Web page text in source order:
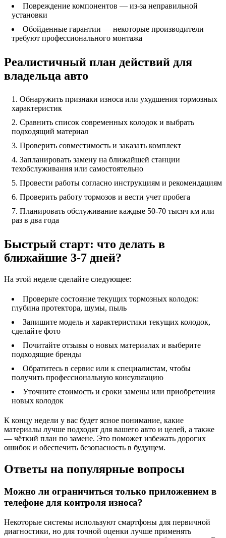
Повреждение компонентов — из-за неправильной
установки
Обойденные гарантии — некоторые производители
требуют профессионального монтажа
Реалистичный план действий для
владельца авто
Обнаружить признаки износа или ухудшения тормозных
характеристик
Сравнить список современных колодок и выбрать
подходящий материал
Проверить совместимость и заказать комплект
Запланировать замену на ближайшей станции
техобслуживания или самостоятельно
Провести работы согласно инструкциям и рекомендациям
Проверить работу тормозов и вести учет пробега
Планировать обслуживание каждые 50-70 тысяч км или
раз в два года
Быстрый старт: что делать в
ближайшие 3-7 дней?
На этой неделе сделайте следующее:
Проверьте состояние текущих тормозных колодок:
глубина протектора, шумы, пыль
Запишите модель и характеристики текущих колодок,
сделайте фото
Почитайте отзывы о новых материалах и выберите
подходящие бренды
Обратитесь в сервис или к специалистам, чтобы
получить профессиональную консультацию
Уточните стоимость и сроки замены или приобретения
новых колодок
К концу недели у вас будет ясное понимание, какие
материалы лучше подходят для вашего авто и целей, а также
— чёткий план по замене. Это поможет избежать дорогих
ошибок и обеспечить безопасность в будущем.
Ответы на популярные вопросы
Можно ли ограничиться только приложением в
телефоне для контроля износа?
Некоторые системы используют смартфоны для первичной
диагностики, но для точной оценки лучше применять